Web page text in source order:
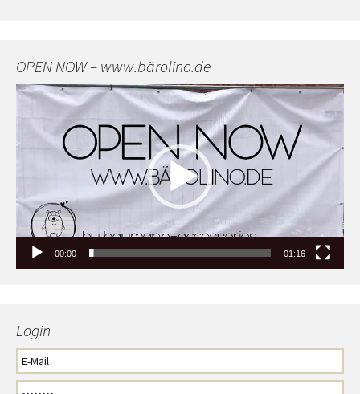
OPEN NOW – www.bärolino.de
Video-
00:00 01:16
Login